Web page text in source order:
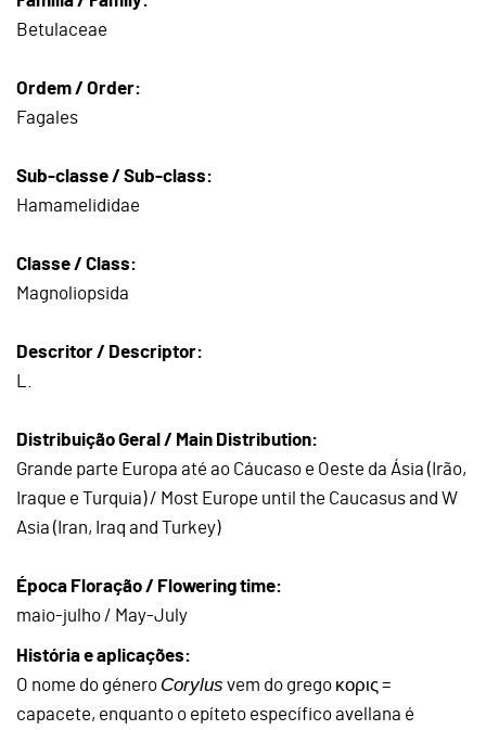
Betulaceae
Ordem / Order:
Fagales
Sub-classe / Sub-class:
Hamamelididae
Classe / Class:
Magnoliopsida
Descritor / Descriptor:
Distribuição Geral / Main Distribution:
Grande parte Europa até ao Cáucaso e Oeste da Ásia (Irão,
Iraque e Turquia) / Most Europe until the Caucasus and W
Asia (Iran, Iraq and Turkey)
Época Floração / Flowering time:
maio-julho / May-July
História e aplicações:
O nome do género Corylus vem do grego κορις =
capacete, enquanto o epíteto específico avellana é